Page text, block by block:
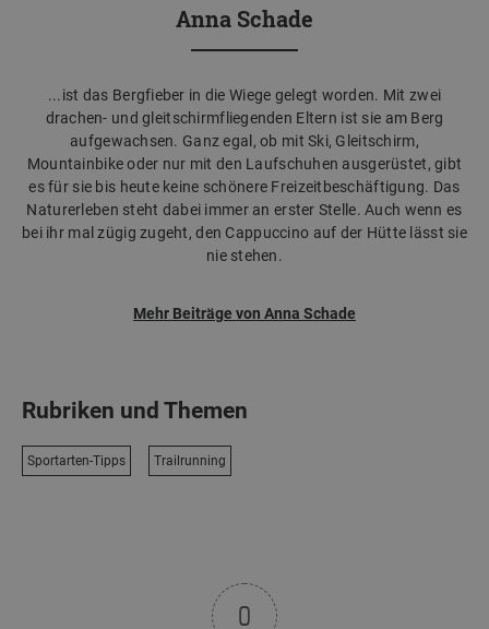
Anna Schade
...ist das Bergfieber in die Wiege gelegt worden. Mit zwei
drachen- und gleitschirmfliegenden Eltern ist sie am Berg
aufgewachsen. Ganz egal, ob mit Ski, Gleitschirm,
Mountainbike oder nur mit den Laufschuhen ausgerüstet, gibt
es für sie bis heute keine schönere Freizeitbeschäftigung. Das
Naturerleben steht dabei immer an erster Stelle. Auch wenn es
bei ihr mal zügig zugeht, den Cappuccino auf der Hütte lässt sie
nie stehen.
Mehr Beiträge von Anna Schade
Rubriken und Themen
Sportarten-Tipps Trailrunning
0